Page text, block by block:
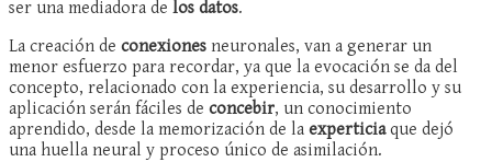
ser una mediadora de los datos.
La creación de conexiones neuronales, van a generar un
menor esfuerzo para recordar, ya que la evocación se da del
concepto, relacionado con la experiencia, su desarrollo y su
aplicación serán fáciles de concebir, un conocimiento
aprendido, desde la memorización de la experticiaque dejó
una huella neural y proceso único de asimilación.